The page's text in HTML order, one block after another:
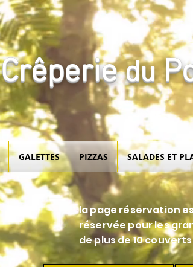
Crêperiedu
GALETTES PIZZAS SALADES ET
la page réservation
réservée pour les
de plus de 10